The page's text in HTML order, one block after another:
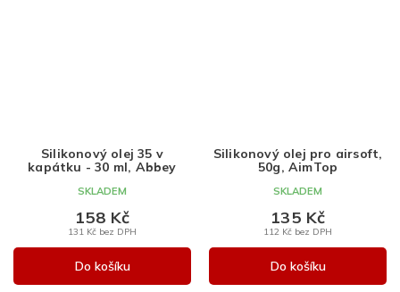
Silikonový olej 35 v
kapátku - 30 ml, Abbey
SKLADEM
131 Kč bez DPH
158 Kč
Do košíku
Silikonový olej pro airsoft,
50g, AimTop
SKLADEM
112 Kč bez DPH
135 Kč
Do košíku